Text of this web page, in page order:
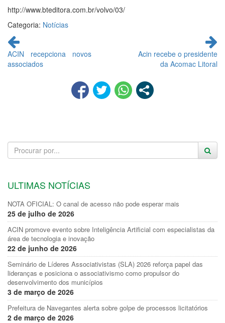
http://www.bteditora.com.br/volvo/03/
Categoria: Notícias
Continue
lendo
ACIN recepciona novos
associados
Acin recebe o presidente
da Acomac Litoral
ULTIMAS NOTÍCIAS
NOTA OFICIAL: O canal de acesso não pode esperar mais
25 de julho de 2026
ACIN promove evento sobre Inteligência Artificial com especialistas da
área de tecnologia e inovação
22 de junho de 2026
Seminário de Líderes Associativistas (SLA) 2026 reforça papel das
lideranças e posiciona o associativismo como propulsor do
desenvolvimento dos municípios
3 de março de 2026
Prefeitura de Navegantes alerta sobre golpe de processos licitatórios
2 de março de 2026